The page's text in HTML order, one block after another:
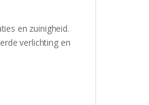
en zuinigheid.
verlichting en